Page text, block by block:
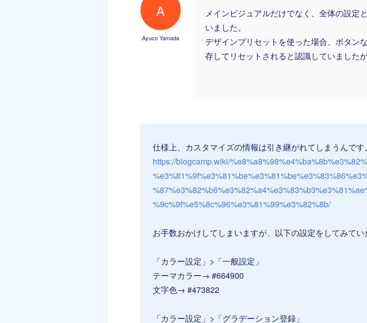
A
Ayuco Yamada
メインビジュアルだけでなく、全体の設定
いました。
デザインプリセットを使った場合、ボタン
存してリセットされると認識していました
仕様上、カスタマイズの情報は引き継がれてしまうんです
https://blogcamp.wiki/
%9c%9f%e5%8c%96%e3%81%99%e3%82%8b/
お手数おかけしてしまいますが、以下の設定をしてみてい
「カラー設定」>「一般設定」
テーマカラー→ #664900
文字色→ #473822
「カラー設定」>「グラデーション登録」